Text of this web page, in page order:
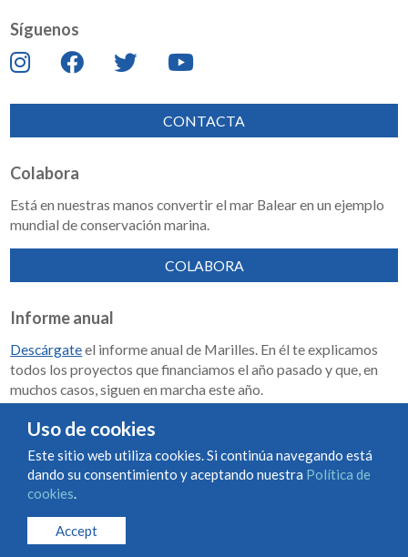
Síguenos
CONTACTA
Colabora
Está en nuestras manos convertir el mar Balear en un ejemplo
mundial de conservación marina.
COLABORA
Informe anual
Descárgateel informe anual de Marilles. En él te explicamos
todos los proyectos que financiamos el año pasado y que, en
muchos casos, siguen en marcha este año.
Condiciones de uso y contratación
© Marilles Foundation
Uso de cookies
Este sitio web utiliza cookies. Si continúa navegando está
dando su consentimiento y aceptando nuestra Política de
cookies.
Accept